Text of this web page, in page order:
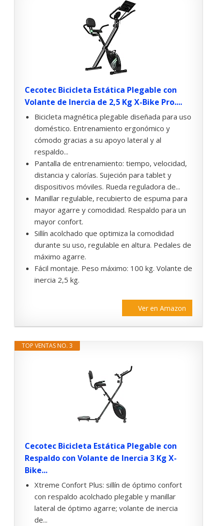
Cecotec Bicicleta Estática Plegable con
Volante de Inercia de 2,5 Kg X-Bike Pro....
Bicicleta magnética plegable diseñada para uso
doméstico. Entrenamiento ergonómico y
cómodo gracias a su apoyo lateral y al
respaldo...
Pantalla de entrenamiento: tiempo, velocidad,
distancia y calorías. Sujeción para tablet y
dispositivos móviles. Rueda reguladora de...
Manillar regulable, recubierto de espuma para
mayor agarre y comodidad. Respaldo para un
mayor confort.
Sillín acolchado que optimiza la comodidad
durante su uso, regulable en altura. Pedales de
máximo agarre.
Fácil montaje. Peso máximo: 100 kg. Volante de
inercia 2,5 kg.
Ver en Amazon
TOP VENTAS NO. 3
Cecotec Bicicleta Estática Plegable con
Respaldo con Volante de Inercia 3 Kg X-
Bike...
Xtreme Confort Plus: sillín de óptimo confort
con respaldo acolchado plegable y manillar
lateral de óptimo agarre; volante de inercia
de...